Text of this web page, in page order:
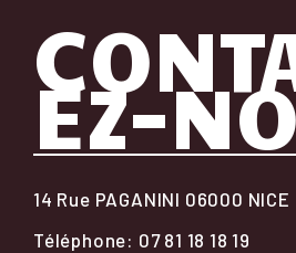
EZ-
14 Rue PAGANINI 06000 NICE
Téléphone: 07 81 18 18 19